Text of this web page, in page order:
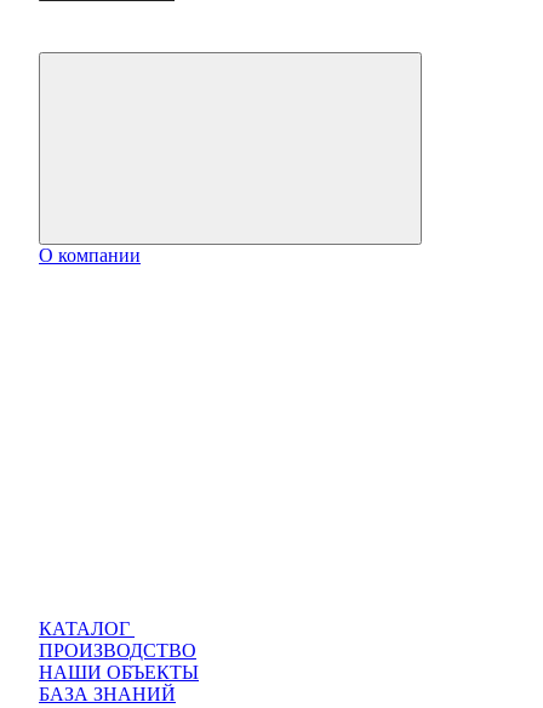
О компании
КАТАЛОГ
ПРОИЗВОДСТВО
НАШИ ОБЪЕКТЫ
БАЗА ЗНАНИЙ